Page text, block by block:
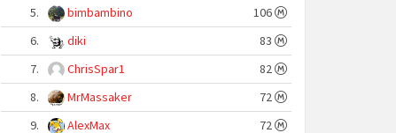
5.
bimbambino
106
6.
diki
83
7.
ChrisSpar1
82
8.
MrMassaker
72
9.
AlexMax 72